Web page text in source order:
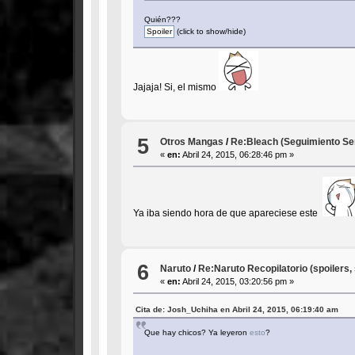
Quién???
(click to show/hide)
Jajaja! Si, el mismo
5 Otros Mangas / Re:Bleach (Seguimiento
«en: Abril 24, 2015, 06:28:46 pm »
Ya iba siendo hora de que apareciese este
6 Naruto /Re:Naruto Recopilatorio (spoilers,
«en: Abril 24, 2015, 03:20:56 pm »
Cita de: Josh_Uchiha en Abril 24, 2015, 06:19:40 am
Que hay chicos? Ya leyeron esto?